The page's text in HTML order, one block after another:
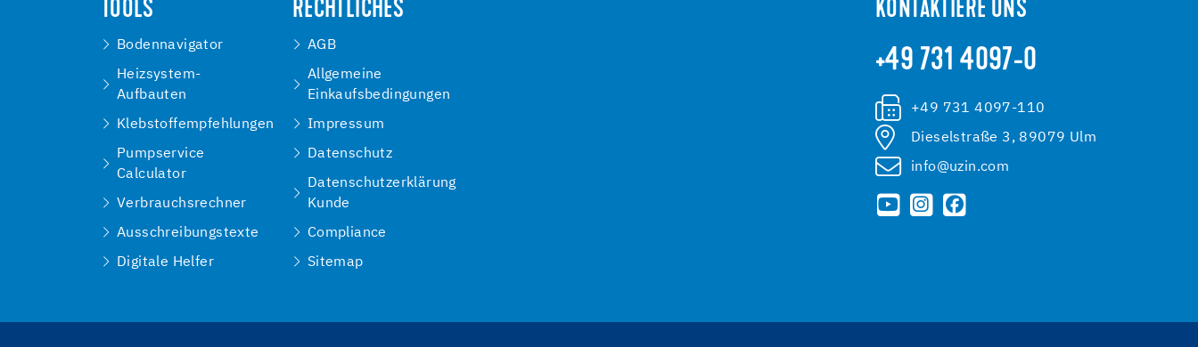
TOOLS
Bodennavigator
Heizsystem-
Aufbauten
Klebstoffempfehlungen
Pumpservice
Calculator
Verbrauchsrechner
Ausschreibungstexte
Digitale Helfer
RECHTLICHES
AGB
Allgemeine
Einkaufsbedingungen
Impressum
Datenschutz
Datenschutzerklärung
Kunde
Compliance
Sitemap
KONTAKTIERE UNS
+49 731 4097-0
+49 731 4097-110
Dieselstraße 3, 89079 Ulm
info@uzin.com